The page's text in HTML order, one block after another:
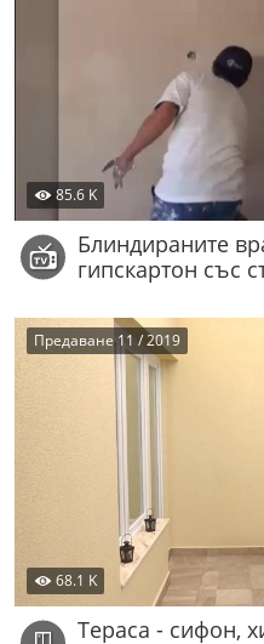
85.6 K
Блиндираните
гипскартон със
68.1 K
Предаване 11 / 2019
Тераса - сифон,